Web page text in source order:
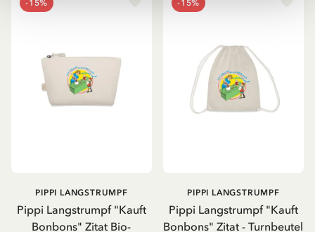
-15%
Pippi Langstrumpf "Kauft
Bonbons" Zitat Bio-
PIPPI LANGSTRUMPF
-15%
Pippi Langstrumpf "Kauft
Bonbons" Zitat - Turnbeutel
PIPPI LANGSTRUMPF